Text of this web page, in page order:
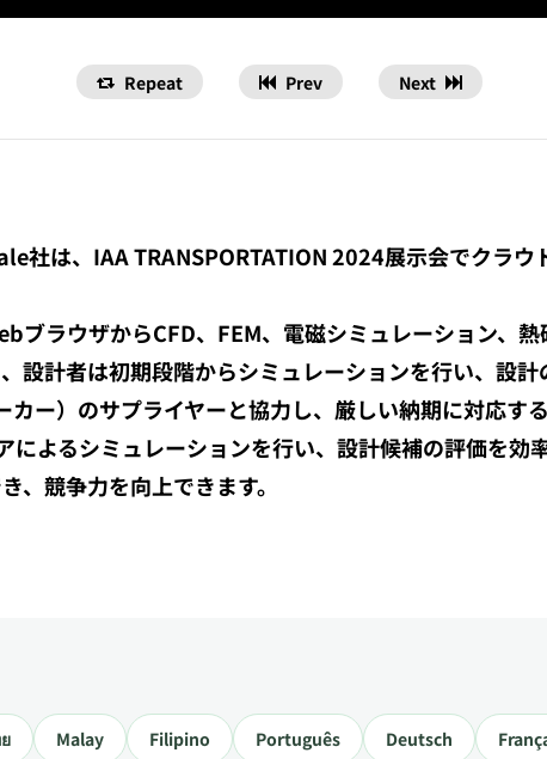
Repeat Prev Next
社は、IAA TRANSPORTATION 2024展示会でクラウ
ブラウザからCFD、FEM、電磁シミュレーション、
設計者は初期段階からシミュレーションを行い、設計
ー）のサプライヤーと協力し、厳しい納期に対応す
によるシミュレーションを行い、設計候補の評価を効
、競争力を向上できます。
Malay Filipino Português Deutsch